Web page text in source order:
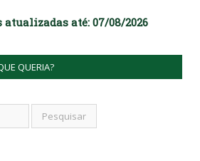
até: 07/08/2026
QUERIA?